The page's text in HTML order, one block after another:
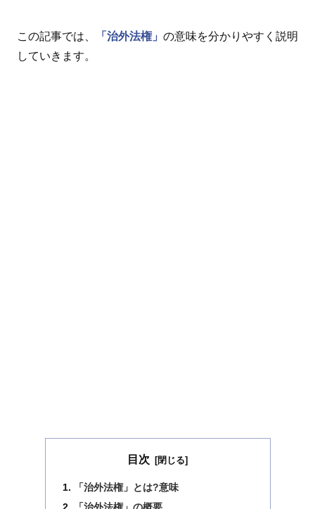
この記事では、 「治外法権」 の意味を分かりやすく説明
していきます。
目次
「治外法権」とは?意味